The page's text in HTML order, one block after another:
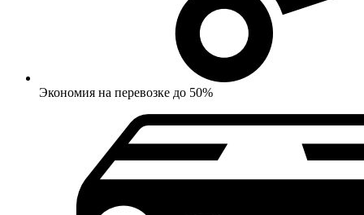
Экономия на перевозке до 50%